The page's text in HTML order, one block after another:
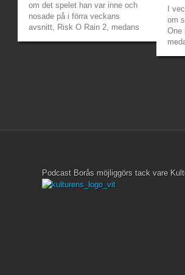
om det spelet han var inne och
nosade på i förra veckans
avsnitt, Risk O Rain 2, medans
I
om
One
Podcast Borås möjliggörs tack vare